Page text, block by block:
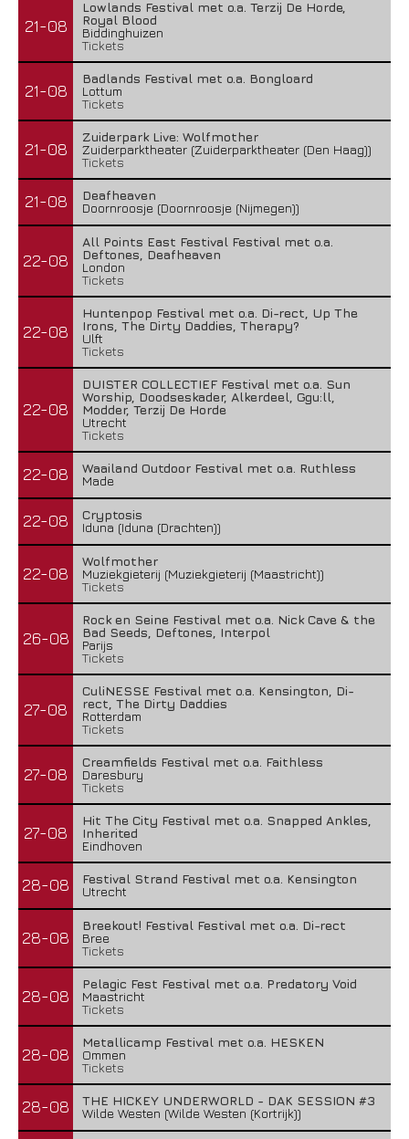
21-08
Lowlands Festival met o.a. Terzij De Horde,
Royal Blood
Biddinghuizen
Tickets
21-08
Badlands Festival met o.a. Bongloard
Lottum
Tickets
21-08
Zuiderpark Live: Wolfmother
Zuiderparktheater (Zuiderparktheater (Den Haag))
Tickets
21-08
Deafheaven
Doornroosje (Doornroosje (Nijmegen))
22-08
All Points East Festival Festival met o.a.
Deftones, Deafheaven
London
Tickets
22-08
Huntenpop Festival met o.a. Di-rect, Up The
Irons, The Dirty Daddies, Therapy?
Ulft
Tickets
22-08
DUISTER COLLECTIEF Festival met o.a. Sun
Worship, Doodseskader, Alkerdeel, Ggu:ll,
Modder, Terzij De Horde
Utrecht
Tickets
22-08
Waailand Outdoor Festival met o.a. Ruthless
Made
22-08
Cryptosis
Iduna (Iduna (Drachten))
22-08
Wolfmother
Muziekgieterij (Muziekgieterij (Maastricht))
Tickets
26-08
Rock en Seine Festival met o.a. Nick Cave & the
Bad Seeds, Deftones, Interpol
Parijs
Tickets
27-08
CuliNESSE Festival met o.a. Kensington, Di-
rect, The Dirty Daddies
Rotterdam
Tickets
27-08
Creamfields Festival met o.a. Faithless
Daresbury
Tickets
27-08
Hit The City Festival met o.a. Snapped Ankles,
Inherited
Eindhoven
28-08
Festival Strand Festival met o.a. Kensington
Utrecht
28-08
Breekout! Festival Festival met o.a. Di-rect
Bree
Tickets
28-08
Pelagic Fest Festival met o.a. Predatory Void
Maastricht
Tickets
28-08
Metallicamp Festival met o.a. HESKEN
Ommen
Tickets
28-08
THE HICKEY UNDERWORLD - DAK SESSION #3
Wilde Westen (Wilde Westen (Kortrijk))